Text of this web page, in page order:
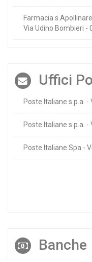
Farmacia
Via Udino Bombieri -
Uffici
Poste Italiane s.p.a.
Poste Italiane s.p.a.
Poste Italiane Spa -
Banche